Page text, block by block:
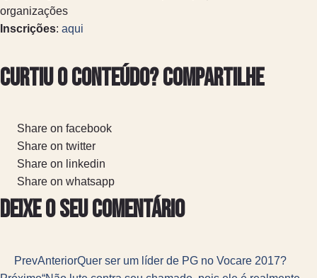
organizações
Inscrições: aqui
Curtiu o conteúdo? Compartilhe
Share on facebook
Share on twitter
Share on linkedin
Share on whatsapp
Deixe o seu comentário
PrevAnteriorQuer ser um líder de PG no Vocare 2017?